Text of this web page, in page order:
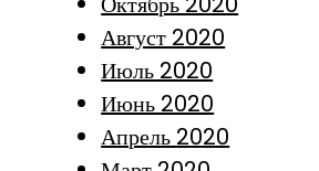
Август 2020
Июль 2020
Июнь 2020
Апрель 2020